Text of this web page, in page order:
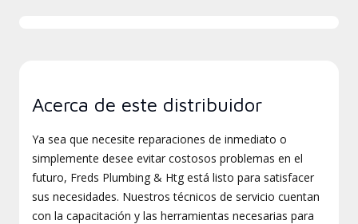
Acerca de este distribuidor
Ya sea que necesite reparaciones de inmediato o
simplemente desee evitar costosos problemas en el
futuro, Freds Plumbing & Htg está listo para satisfacer
sus necesidades. Nuestros técnicos de servicio cuentan
con la capacitación y las herramientas necesarias para